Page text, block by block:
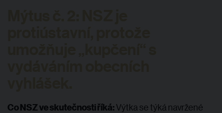
Co NSZ ve skutečnosti říká:Výtka se týká navržené